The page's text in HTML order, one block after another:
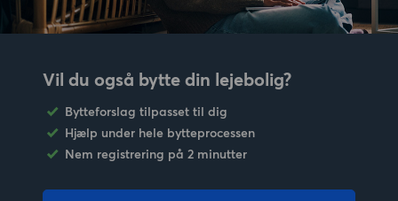
Vil du også bytte din lejebolig?
Bytteforslag tilpasset til dig
Hjælp under hele bytteprocessen
Nem registrering på 2 minutter